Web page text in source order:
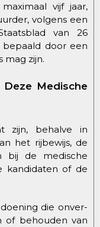
vijf jaar,
volgens een
van 26
bepaald door een
mag zijn.
Deze Medische
zijn, behalve in
het rijbewijs, de
bij de medische
kandidaten of de
die onver-
of behouden van